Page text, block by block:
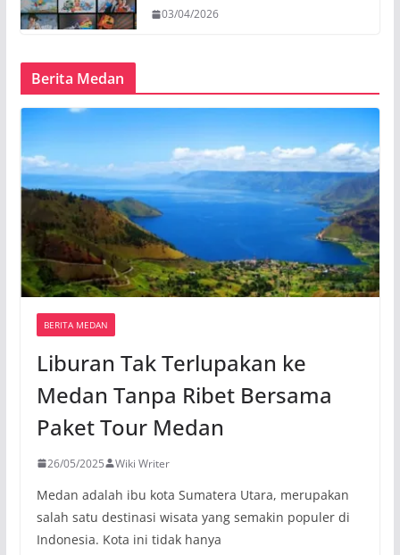
03/04/2026
Berita Medan
BERITA MEDAN
Liburan Tak Terlupakan ke
Medan Tanpa Ribet Bersama
Paket Tour Medan
26/05/2025 Wiki Writer
Medan adalah ibu kota Sumatera Utara, merupakan
salah satu destinasi wisata yang semakin populer di
Indonesia. Kota ini tidak hanya